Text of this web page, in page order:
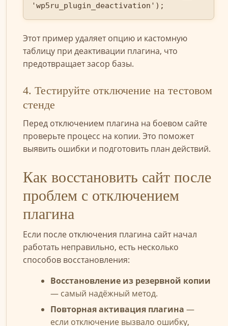
'wp5ru_plugin_deactivation');
Этот пример удаляет опцию и кастомную
таблицу при деактивации плагина, что
предотвращает засор базы.
4. Тестируйте отключение на тестовом
стенде
Перед отключением плагина на боевом сайте
проверьте процесс на копии. Это поможет
выявить ошибки и подготовить план действий.
Как восстановить сайт после
проблем с отключением
плагина
Если после отключения плагина сайт начал
работать неправильно, есть несколько
способов восстановления:
Восстановление из резервной копии
— самый надёжный метод.
Повторная активация плагина —
если отключение вызвало ошибку,